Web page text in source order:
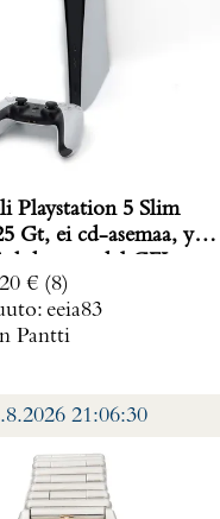
Playstation 5 Slim
Gt, ei cd-asemaa, yksi
€ (8)
eeia83
Pantti
21:06:30